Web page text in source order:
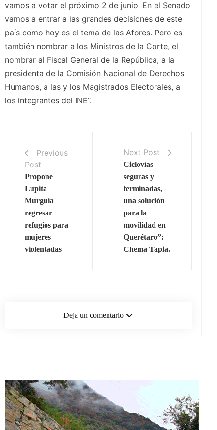
vamos a votar el próximo 2 de junio. En el Senado
vamos a entrar a las grandes decisiones de este
país como hoy es el tema de las Afores. Pero es
también nombrar a los Ministros de la Corte, el
nombrar al Fiscal General de la República, a la
presidenta de la Comisión Nacional de Derechos
Humanos, a las y los Magistrados Electorales, a
los integrantes del INE”.
Previous
Post
Propone
Lupita
Murguía
regresar
refugios para
mujeres
violentadas
Next Post
Ciclovías
seguras y
terminadas,
una solución
para la
movilidad en
Querétaro”:
Chema Tapia.
Deja un comentario